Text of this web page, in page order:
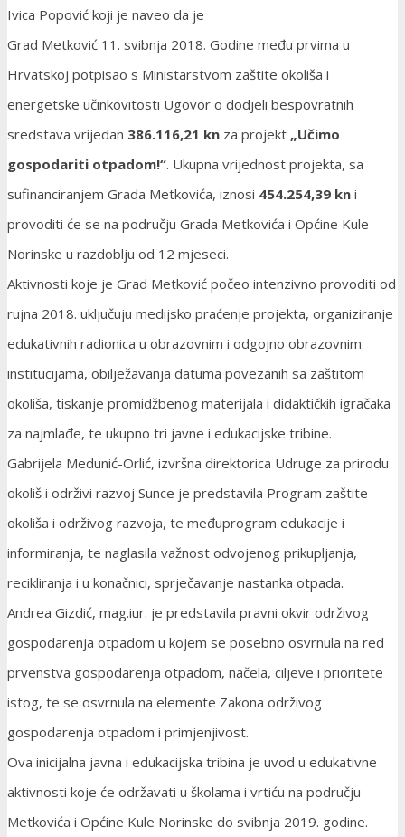
Ivica Popović koji je naveo da je
Grad Metković 11. svibnja 2018. Godine među prvima u
Hrvatskoj potpisao s Ministarstvom zaštite okoliša i
energetske učinkovitosti Ugovor o dodjeli bespovratnih
sredstava vrijedan 386.116,21 kn za projekt „Učimo
gospodariti otpadom!“. Ukupna vrijednost projekta, sa
sufinanciranjem Grada Metkovića, iznosi 454.254,39 kn i
provoditi će se na području Grada Metkovića i Općine Kule
Norinske u razdoblju od 12 mjeseci.
Aktivnosti koje je Grad Metković počeo intenzivno provoditi od
rujna 2018. uključuju medijsko praćenje projekta, organiziranje
edukativnih radionica u obrazovnim i odgojno obrazovnim
institucijama, obilježavanja datuma povezanih sa zaštitom
okoliša, tiskanje promidžbenog materijala i didaktičkih igračaka
za najmlađe, te ukupno tri javne i edukacijske tribine.
Gabrijela Medunić-Orlić, izvršna direktorica Udruge za prirodu
okoliš i održivi razvoj Sunce je predstavila Program zaštite
okoliša i održivog razvoja, te međuprogram edukacije i
informiranja, te naglasila važnost odvojenog prikupljanja,
recikliranja i u konačnici, sprječavanje nastanka otpada.
Andrea Gizdić, mag.iur. je predstavila pravni okvir održivog
gospodarenja otpadom u kojem se posebno osvrnula na red
prvenstva gospodarenja otpadom, načela, ciljeve i prioritete
istog, te se osvrnula na elemente Zakona održivog
gospodarenja otpadom i primjenjivost.
Ova inicijalna javna i edukacijska tribina je uvod u edukativne
aktivnosti koje će održavati u školama i vrtiću na području
Metkovića i Općine Kule Norinske do svibnja 2019. godine.